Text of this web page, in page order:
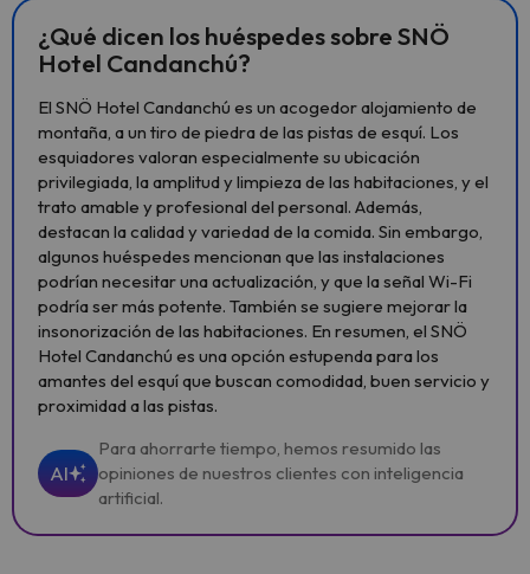
¿Qué dicen los huéspedes sobre SNÖ
Hotel Candanchú?
El SNÖ Hotel Candanchú es un acogedor alojamiento de
montaña, a un tiro de piedra de las pistas de esquí. Los
esquiadores valoran especialmente su ubicación
privilegiada, la amplitud y limpieza de las habitaciones, y el
trato amable y profesional del personal. Además,
destacan la calidad y variedad de la comida. Sin embargo,
algunos huéspedes mencionan que las instalaciones
podrían necesitar una actualización, y que la señal Wi-Fi
podría ser más potente. También se sugiere mejorar la
insonorización de las habitaciones. En resumen, el SNÖ
Hotel Candanchú es una opción estupenda para los
amantes del esquí que buscan comodidad, buen servicio y
proximidad a las pistas.
AI
Para ahorrarte tiempo, hemos resumido las
opiniones de nuestros clientes con inteligencia
artificial.